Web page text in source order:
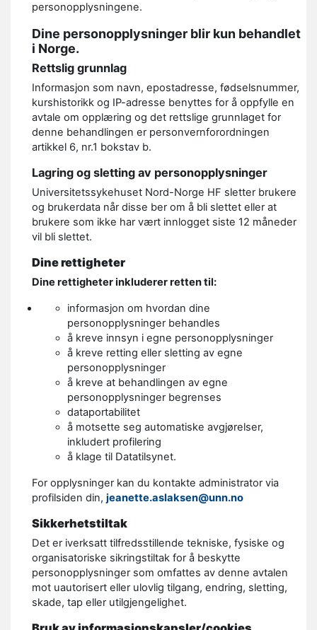
personopplysningene.
Dine personopplysninger blir kun behandlet
i Norge.
Rettslig grunnlag
Informasjon som navn, epostadresse, fødselsnummer,
kurshistorikk og IP-adresse benyttes for å oppfylle en
avtale om opplæring og det rettslige grunnlaget for
denne behandlingen er personvernforordningen
artikkel 6, nr.1 bokstav b.
Lagring og sletting av personopplysninger
Universitetssykehuset Nord-Norge HF sletter brukere
og brukerdata når disse ber om å bli slettet eller at
brukere som ikke har vært innlogget siste 12 måneder
vil bli slettet.
Dine rettigheter
Dine rettigheter inkluderer retten til:
informasjon om hvordan dine
personopplysninger behandles
å kreve innsyn i egne personopplysninger
å kreve retting eller sletting av egne
personopplysninger
å kreve at behandlingen av egne
personopplysninger begrenses
dataportabilitet
å motsette seg automatiske avgjørelser,
inkludert profilering
å klage til Datatilsynet.
For opplysninger kan du kontakte administrator via
profilsiden din, jeanette.aslaksen@unn.no
Sikkerhetstiltak
Det er iverksatt tilfredsstillende tekniske, fysiske og
organisatoriske sikringstiltak for å beskytte
personopplysninger som omfattes av denne avtalen
mot uautorisert eller ulovlig tilgang, endring, sletting,
skade, tap eller utilgjengelighet.